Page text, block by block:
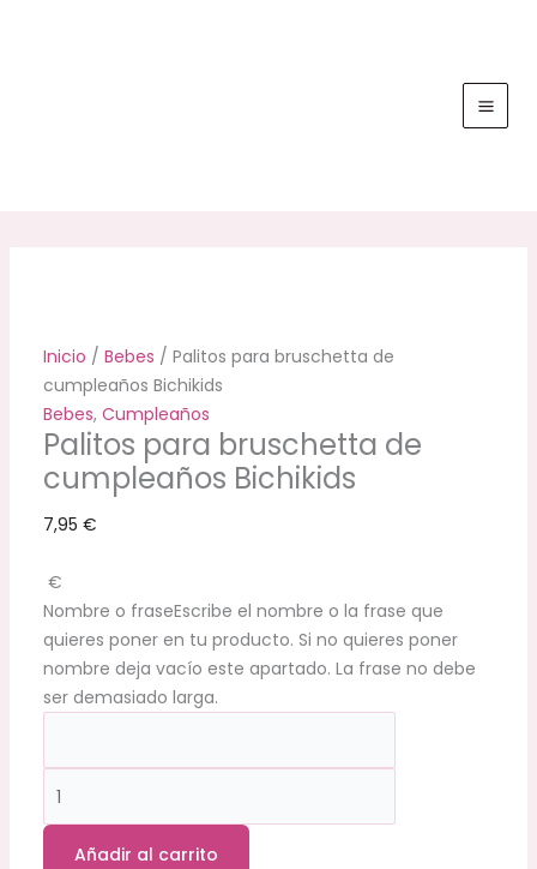
Inicio / Bebes / Palitos para bruschetta de
cumpleaños Bichikids
Bebes, Cumpleaños
Palitos para bruschetta de
cumpleaños Bichikids
7,95 €
€
Nombre o fraseEscribe el nombre o la frase que
quieres poner en tu producto. Si no quieres poner
nombre deja vacío este apartado. La frase no debe
ser demasiado larga.
Añadir al carrito